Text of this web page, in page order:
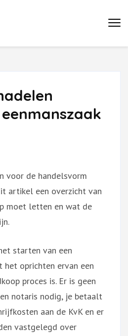
voor de handelsvorm
artikel een overzicht van
moet letten en wat de
starten van een
het oprichten ervan een
proces is. Er is geen
notaris nodig, je betaalt
aan de KvK en er
vastgelegd over